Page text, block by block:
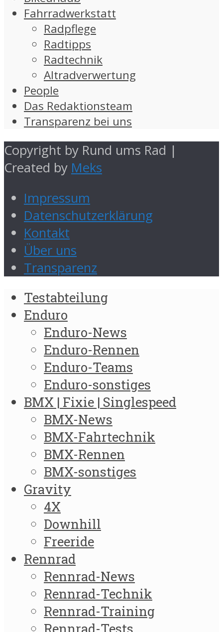
Fahrradwerkstatt
Radpflege
Radtipps
Radtechnik
Altradverwertung
People
Das Redaktionsteam
Transparenz bei uns
Copyright by Rund ums Rad |
Created by Meks
Impressum
Datenschutzerklärung
Kontakt
Über uns
Transparenz
Testabteilung
Enduro
Enduro-News
Enduro-Rennen
Enduro-Teams
Enduro-sonstiges
BMX | Fixie | Singlespeed
BMX-News
BMX-Fahrtechnik
BMX-Rennen
BMX-sonstiges
Gravity
4X
Downhill
Freeride
Rennrad
Rennrad-News
Rennrad-Technik
Rennrad-Training